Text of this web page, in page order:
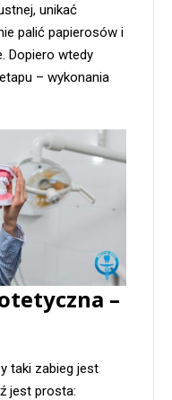
unikać
palić papierosów i
Dopiero wtedy
– wykonania
–
taki zabieg jest
jest prosta: